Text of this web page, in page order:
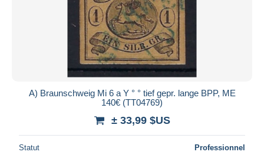
A) Braunschweig Mi 6 a Y ° ° tief gepr. lange BPP, ME
140€ (TT04769)
± 33,99 $US
Statut Professionnel